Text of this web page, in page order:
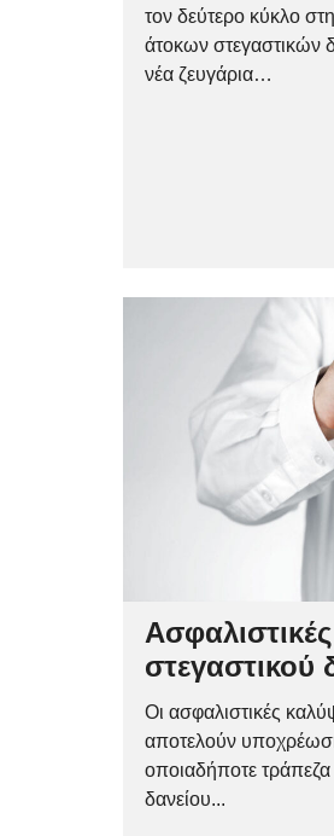
τον δεύτερο κύκλο
άτοκων στεγαστικών
νέα ζευγάρια…
στεγαστικού
Οι ασφαλιστικές
αποτελούν
οποιαδήποτε τράπεζα
δανείου...